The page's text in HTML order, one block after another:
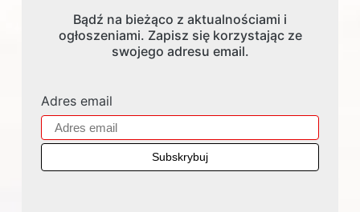
Bądź na bieżąco z aktualnościami i
ogłoszeniami. Zapisz się korzystając ze
swojego adresu email.
Adres email